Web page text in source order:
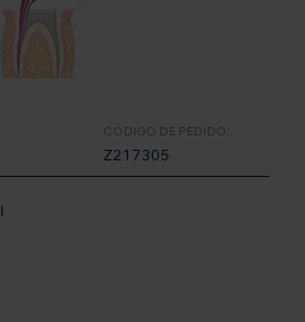
CÓDIGO DE PEDIDO:
Z217305